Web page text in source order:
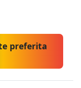
preferita